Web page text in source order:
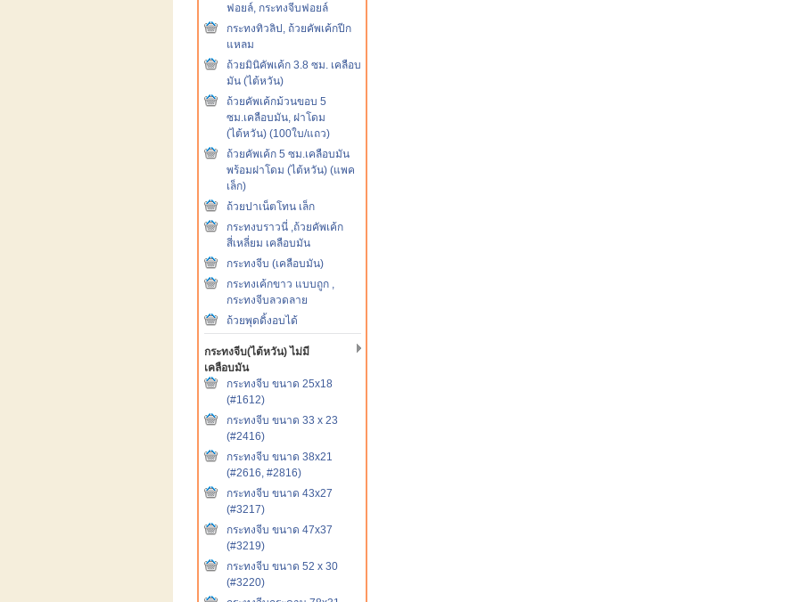
ฟอยล์, กระทงจีบฟอยล์
กระทงทิวลิป, ถ้วยคัพเค้กปีก
แหลม
ถ้วยมินิคัพเค้ก 3.8 ซม. เคลือบ
มัน (ไต้หวัน)
ถ้วยคัพเค้กม้วนขอบ 5
ซม.เคลือบมัน, ฝาโดม
(ไต้หวัน) (100ใบ/แถว)
ถ้วยคัพเค้ก 5 ซม.เคลือบมัน
พร้อมฝาโดม (ไต้หวัน) (แพค
เล็ก)
ถ้วยปาเน็ตโทน เล็ก
กระทงบราวนี่ ,ถ้วยคัพเค้ก
สี่เหลี่ยม เคลือบมัน
กระทงจีบ (เคลือบมัน)
กระทงเค้กขาว แบบถูก ,
กระทงจีบลวดลาย
ถ้วยพุดดิ้งอบได้
กระทงจีบ(ไต้หวัน) ไม่มี
เคลือบมัน
กระทงจีบ ขนาด 25x18
(#1612)
กระทงจีบ ขนาด 33 x 23
(#2416)
กระทงจีบ ขนาด 38x21
(#2616, #2816)
กระทงจีบ ขนาด 43x27
(#3217)
กระทงจีบ ขนาด 47x37
(#3219)
กระทงจีบ ขนาด 52 x 30
(#3220)